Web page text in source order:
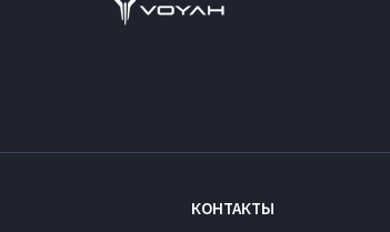
КОНТАКТЫ